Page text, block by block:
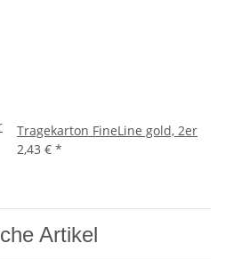
Tragekarton FineLine gold, 2er
2,43 € *
Artikel